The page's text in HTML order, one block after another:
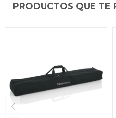
PRODUCTOS QUE TE